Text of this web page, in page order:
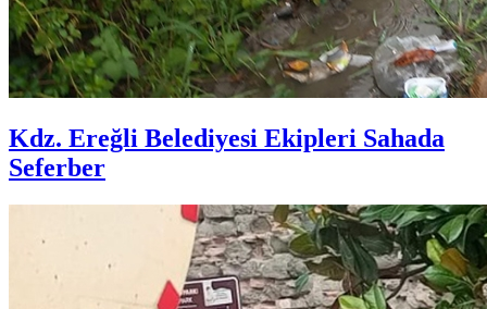
Kdz. Ereğli Belediyesi Ekipleri Sahada
Seferber